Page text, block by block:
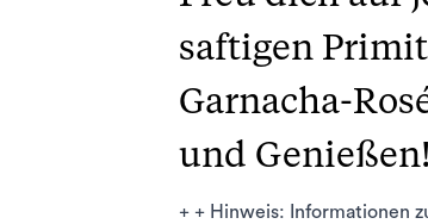
saftigen
Garnacha-
und Genießen!
+ + Hinweis: Informationen